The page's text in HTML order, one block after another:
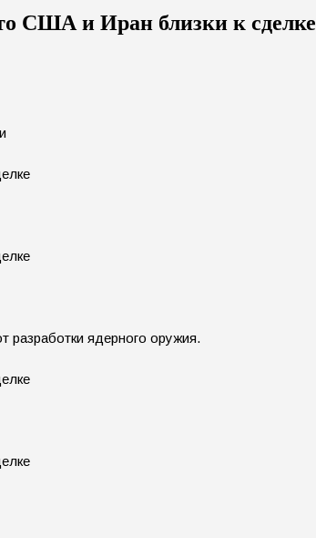
США и Иран близки к сделке
разработки ядерного оружия.